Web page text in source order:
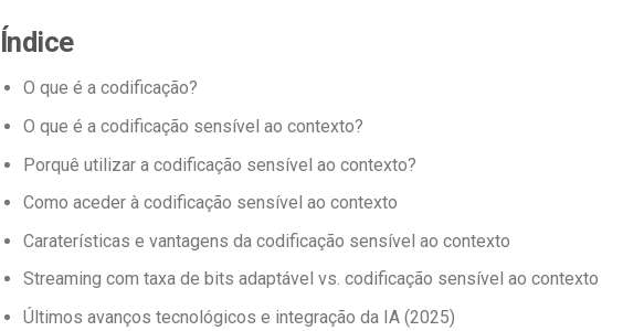
Índice
O que é a codificação?
O que é a codificação sensível ao contexto?
Porquê utilizar a codificação sensível ao contexto?
Como aceder à codificação sensível ao contexto
Caraterísticas e vantagens da codificação sensível ao contexto
Streaming com taxa de bits adaptável vs. codificação sensível ao contexto
Últimos avanços tecnológicos e integração da IA (2025)